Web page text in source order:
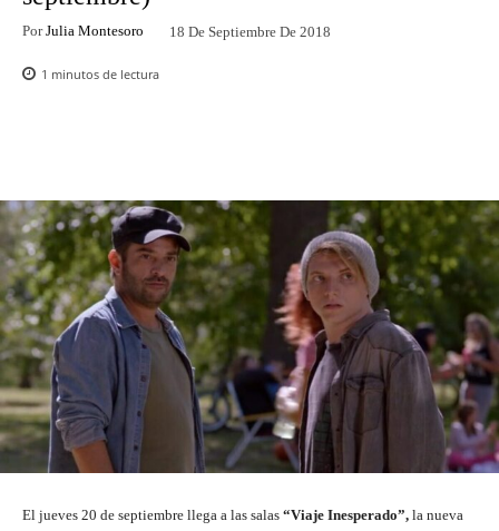
Por Julia Montesoro 18 De Septiembre De 2018
1 minutos de lectura
El jueves 20 de septiembre llega a las salas “Viaje Inesperado”, la nueva